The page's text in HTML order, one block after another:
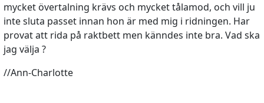
mycket övertalning krävs och mycket tålamod, och vill ju
inte sluta passet innan hon är med mig i ridningen. Har
provat att rida på raktbett men känndes inte bra. Vad ska
jag välja ?
//Ann-Charlotte